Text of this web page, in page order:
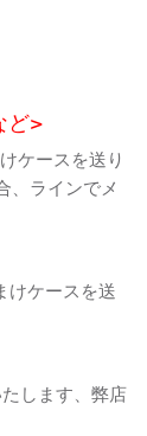
ど>
ケースを送り
、ラインでメ
けケースを送
します、弊店